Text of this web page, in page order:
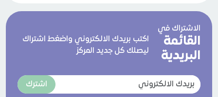
الاشتراك في
القائمة
البريدية
اكتب بريدك الالكتروني واضغط اشتراك
ليصلك كل جديد المركز
اشترك